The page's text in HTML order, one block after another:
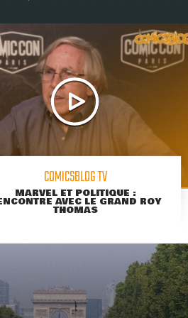
COMICSBLOG TV
MARVEL ET POLITIQUE :
AVEC LE GRAND ROY
THOMAS